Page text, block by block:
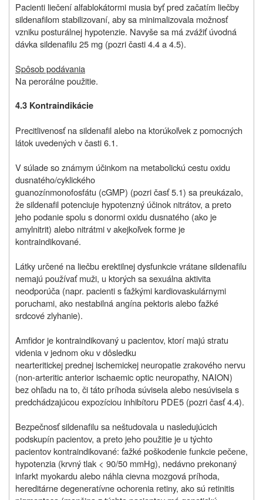
Pacienti liečení alfablokátormi musia byť pred začatím liečby
sildenafilom stabilizovaní, aby sa minimalizovala možnosť
vzniku posturálnej hypotenzie. Navyše sa má zvážiť úvodná
dávka sildenafilu 25 mg (pozri časti 4.4 a 4.5).
Spôsob podávania
Na perorálne použitie.
4.3 Kontraindikácie
Precitlivenosť na sildenafil alebo na ktorúkoľvek z pomocných
látok uvedených v časti 6.1.
V súlade so známym účinkom na metabolickú cestu oxidu
dusnatého/cyklického
guanozínmonofosfátu (cGMP) (pozri časť 5.1) sa preukázalo,
že sildenafil potenciuje hypotenzný účinok nitrátov, a preto
jeho podanie spolu s donormi oxidu dusnatého (ako je
amylnitrit) alebo nitrátmi v akejkoľvek forme je
kontraindikované.
Látky určené na liečbu erektilnej dysfunkcie vrátane sildenafilu
nemajú používať muži, u ktorých sa sexuálna aktivita
neodporúča (napr. pacienti s ťažkými kardiovaskulárnymi
poruchami, ako nestabilná angína pektoris alebo ťažké
srdcové zlyhanie).
Amfidor je kontraindikovaný u pacientov, ktorí majú stratu
videnia v jednom oku v dôsledku
nearteritickej prednej ischemickej neuropatie zrakového nervu
(non-arteritic anterior ischaemic optic neuropathy, NAION)
bez ohľadu na to, či táto príhoda súvisela alebo nesúvisela s
predchádzajúcou expozíciou inhibítoru PDE5 (pozri časť 4.4).
Bezpečnosť sildenafilu sa neštudovala u nasledujúcich
podskupín pacientov, a preto jeho použitie je u týchto
pacientov kontraindikované: ťažké poškodenie funkcie pečene,
hypotenzia (krvný tlak < 90/50 mmHg), nedávno prekonaný
infarkt myokardu alebo náhla cievna mozgová príhoda,
hereditárne degeneratívne ochorenia retiny, ako sú retinitis